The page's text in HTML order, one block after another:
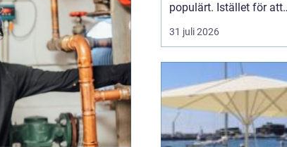
populärt. Istället för att
låta arvegods ligga i en
låda kan de formas om
passar stilen i dag och
bär med sig historien.
N&au...
31 juli 2026